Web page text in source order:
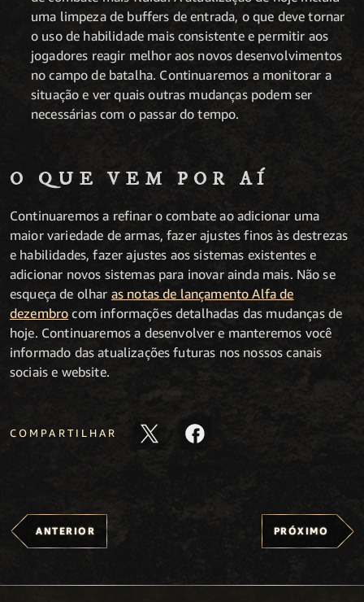
uma limpeza de buffers de entrada, o que deve tornar
o uso de habilidade mais consistente e permitir aos
jogadores reagir melhor aos novos desenvolvimentos
no campo de batalha. Continuaremos a monitorar a
situação e ver quais outras mudanças podem ser
necessárias com o passar do tempo.
O QUE VEM POR AÍ
Continuaremos a refinar o combate ao adicionar uma
maior variedade de armas, fazer ajustes finos às destrezas
e habilidades, fazer ajustes aos sistemas existentes e
adicionar novos sistemas para inovar ainda mais. Não se
esqueça de olhar as notas de lançamento Alfa de
dezembro com informações detalhadas das mudanças de
hoje. Continuaremos a desenvolver e manteremos você
informado das atualizações futuras nos nossos canais
sociais e website.
COMPARTILHAR
ANTERIOR PRÓXIMO